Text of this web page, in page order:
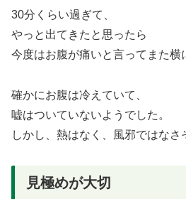
30分くらい過ぎて、
やっと出てきたと思ったら
今度はお腹が痛いと言ってまた横
確かにお腹は冷えていて、
嘘はついていないようでした。
しかし、熱はなく、風邪ではなさ
見極めが大切